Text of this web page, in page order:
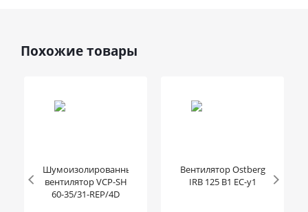
Похожие товары
Шумоизолированный
вентилятор VCP-SH
60-35/31-REP/4D
Вентилятор Ostberg
IRB 125 B1 EC-y1